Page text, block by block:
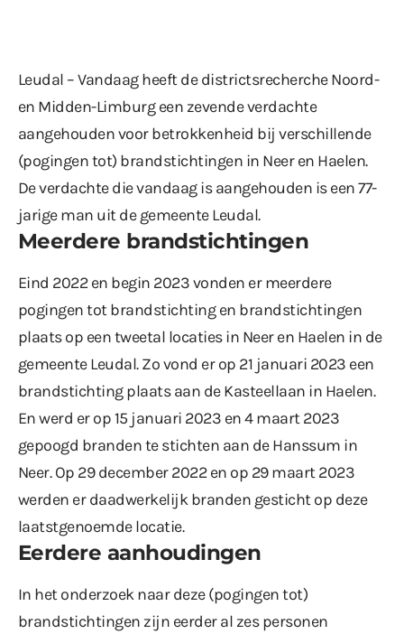
Leudal – Vandaag heeft de districtsrecherche Noord-
en Midden-Limburg een zevende verdachte
aangehouden voor betrokkenheid bij verschillende
(pogingen tot) brandstichtingen in Neer en Haelen.
De verdachte die vandaag is aangehouden is een 77-
jarige man uit de gemeente Leudal.
Meerdere brandstichtingen
Eind 2022 en begin 2023 vonden er meerdere
pogingen tot brandstichting en brandstichtingen
plaats op een tweetal locaties in Neer en Haelen in de
gemeente Leudal. Zo vond er op 21 januari 2023 een
brandstichting plaats aan de Kasteellaan in Haelen.
En werd er op 15 januari 2023 en 4 maart 2023
gepoogd branden te stichten aan de Hanssum in
Neer. Op 29 december 2022 en op 29 maart 2023
werden er daadwerkelijk branden gesticht op deze
laatstgenoemde locatie.
Eerdere aanhoudingen
In het onderzoek naar deze (pogingen tot)
brandstichtingen zijn eerder al zes personen